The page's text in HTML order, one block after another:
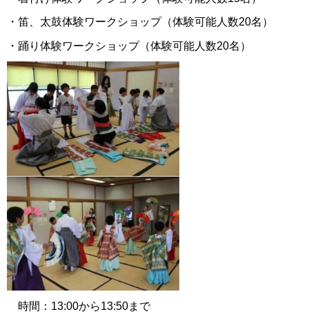
・笛、太鼓体験ワークショップ（体験可能人数20名）
・踊り体験ワークショップ（体験可能人数20名）
時間：13:00から13:50まで